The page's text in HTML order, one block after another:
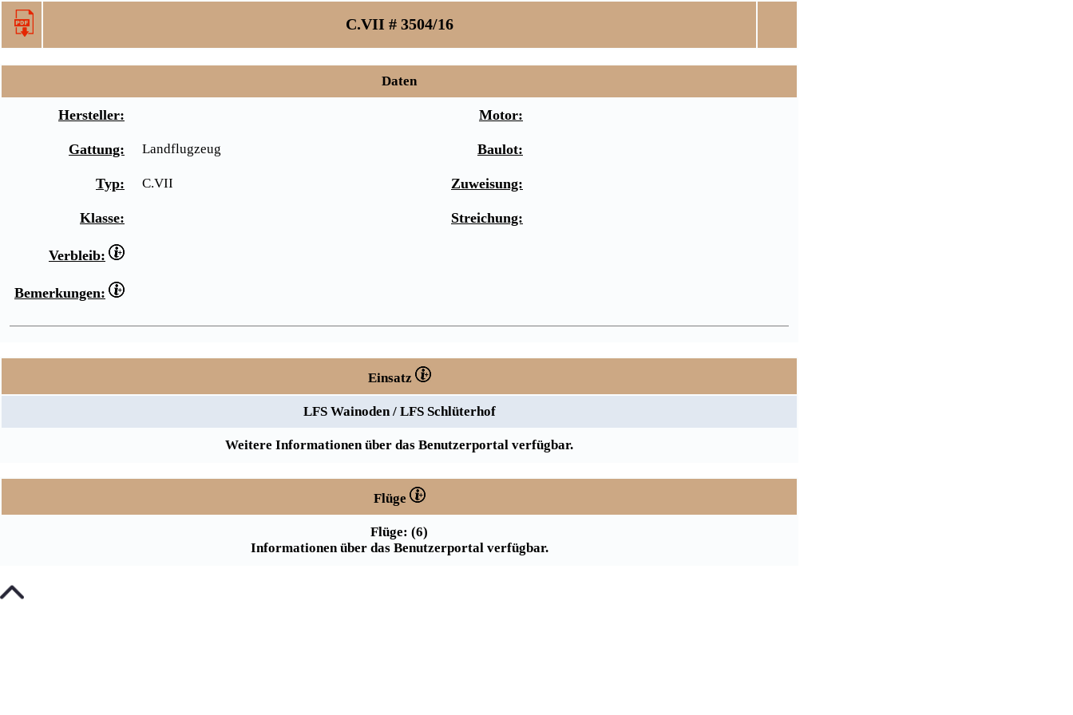
C.VII # 3504/16
Daten
Hersteller: Motor:
Gattung: Landflugzeug Baulot:
Typ: C.VII Zuweisung:
Klasse: Streichung:
Verbleib:
Bemerkungen:
Einsatz
LFS Wainoden / LFS Schlüterhof
Weitere Informationen über das Benutzerportal verfügbar.
Flüge
Flüge: (6)
Informationen über das Benutzerportal verfügbar.